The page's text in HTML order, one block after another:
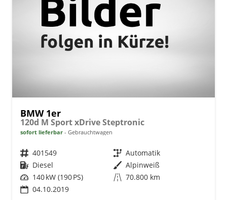
BMW 1er
120d M Sport xDrive Steptronic
sofort lieferbar Gebrauchtwagen
Fahrzeugnr. 401549 Getriebe Automatik
Kraftstoff Diesel Außenfarbe Alpinweiß
Leistung 140 kW (190 PS) Kilometerstand 70.800 km
04.10.2019